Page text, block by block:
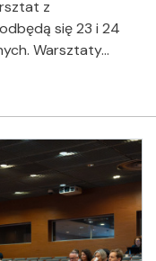
z
się 23 i 24
Warsztaty…